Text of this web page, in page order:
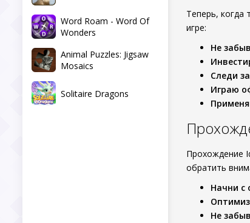
Word Roam - Word Of
Wonders
Animal Puzzles: Jigsaw
Mosaics
Solitaire Dragons
Теперь, когда
игре:
Не
Следи
Играю
Прохождение
обратить
Начни с
Не